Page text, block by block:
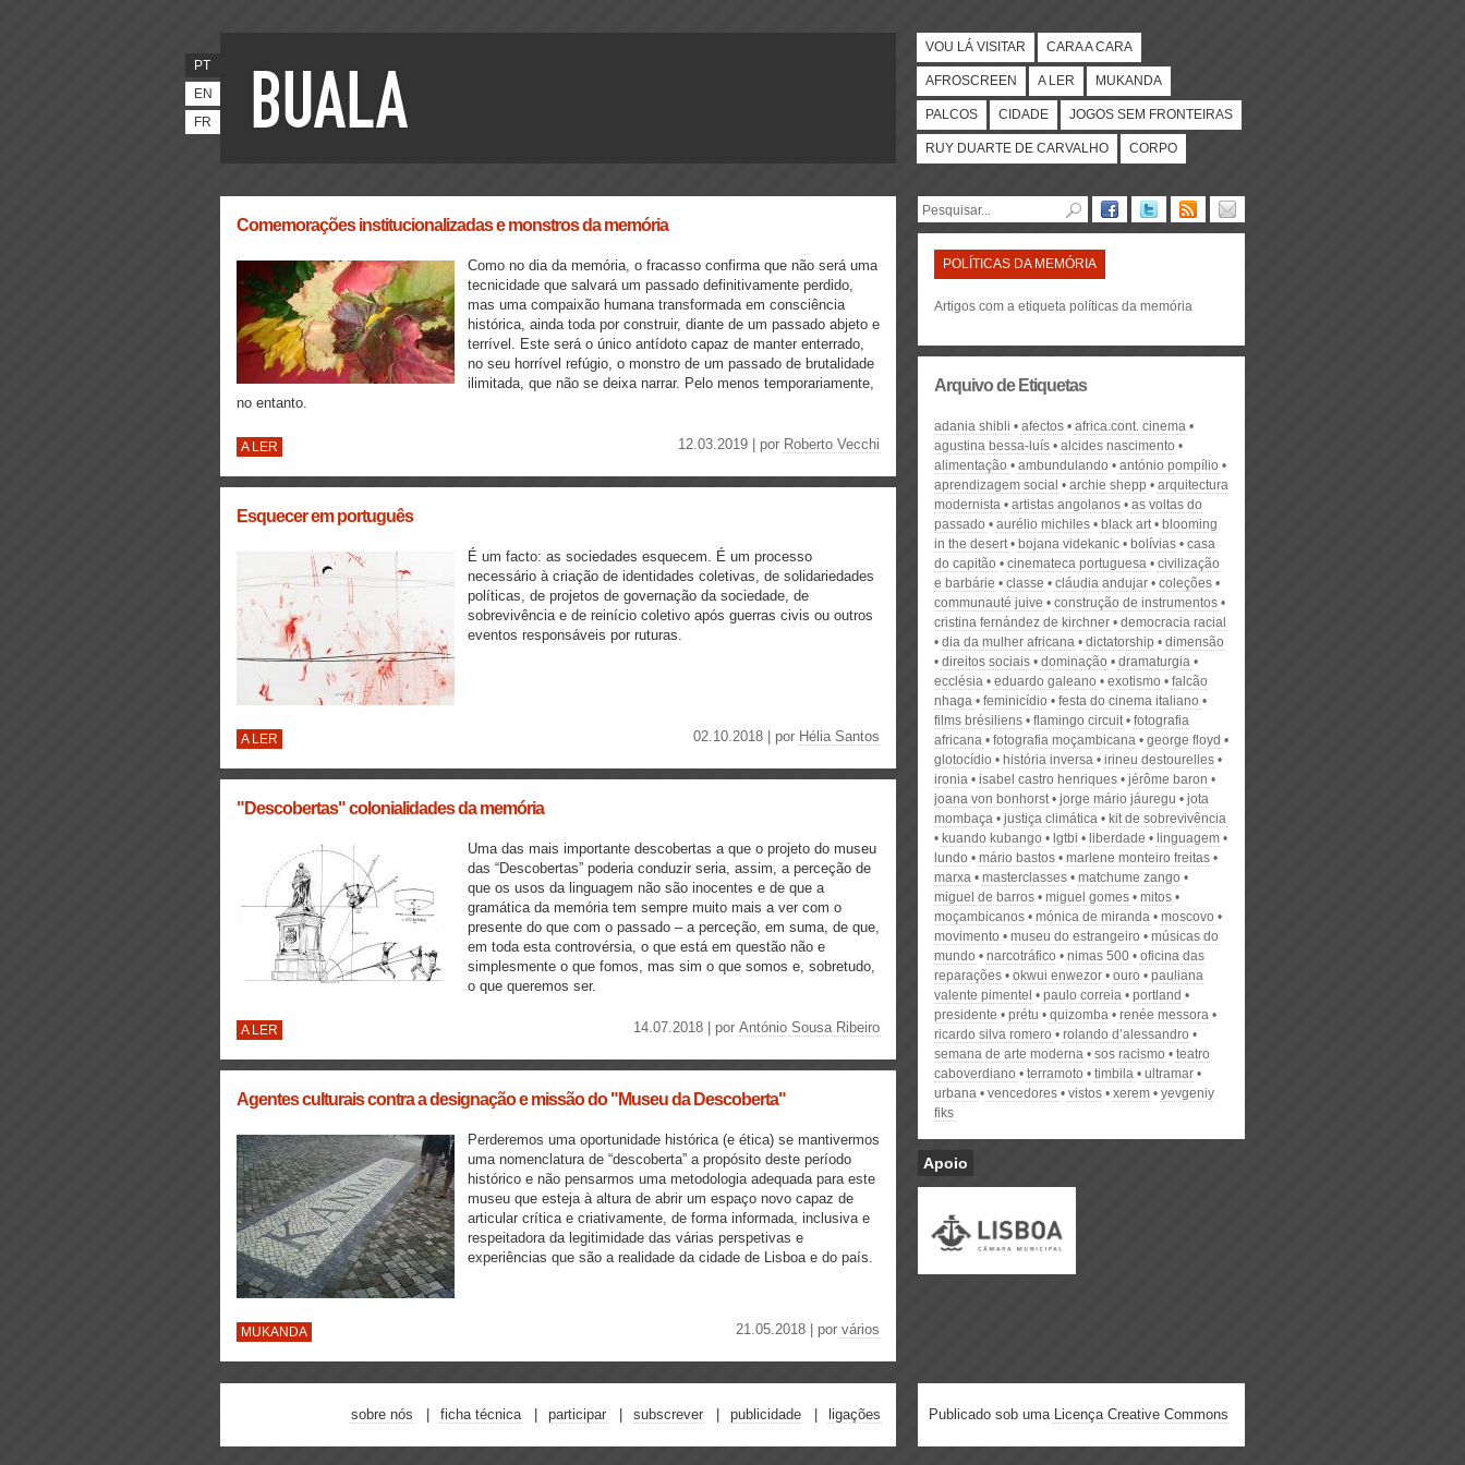
PT
EN
FR
VOU LÁ VISITAR CARA A CARA
AFROSCREEN A LER MUKANDA
PALCOS CIDADE JOGOS SEM FRONTEIRAS
RUY DUARTE DE CARVALHO CORPO
Comemorações institucionalizadas e monstros da memória
Como no dia da memória, o fracasso confirma que não será uma
tecnicidade que salvará um passado definitivamente perdido,
mas uma compaixão humana transformada em consciência
histórica, ainda toda por construir, diante de um passado abjeto e
terrível. Este será o único antídoto capaz de manter enterrado,
no seu horrível refúgio, o monstro de um passado de brutalidade
ilimitada, que não se deixa narrar. Pelo menos temporariamente,
no entanto.
A LER 12.03.2019 | por Roberto Vecchi
Esquecer em português
É um facto: as sociedades esquecem. É um processo
necessário à criação de identidades coletivas, de solidariedades
políticas, de projetos de governação da sociedade, de
sobrevivência e de reinício coletivo após guerras civis ou outros
eventos responsáveis por ruturas.
A LER 02.10.2018 | por Hélia Santos
"Descobertas" colonialidades da memória
Uma das mais importante descobertas a que o projeto do museu
das “Descobertas” poderia conduzir seria, assim, a perceção de
que os usos da linguagem não são inocentes e de que a
gramática da memória tem sempre muito mais a ver com o
presente do que com o passado – a perceção, em suma, de que,
em toda esta controvérsia, o que está em questão não e
simplesmente o que fomos, mas sim o que somos e, sobretudo,
o que queremos ser.
A LER 14.07.2018 | por António Sousa Ribeiro
Agentes culturais contra a designação e missão do "Museu da Descoberta"
Perderemos uma oportunidade histórica (e ética) se mantivermos
uma nomenclatura de “descoberta” a propósito deste período
histórico e não pensarmos uma metodologia adequada para este
museu que esteja à altura de abrir um espaço novo capaz de
articular crítica e criativamente, de forma informada, inclusiva e
respeitadora da legitimidade das várias perspetivas e
experiências que são a realidade da cidade de Lisboa e do país.
MUKANDA 21.05.2018 | por vários
POLÍTICAS DA MEMÓRIA
Artigos com a etiqueta políticas da memória
Arquivo de Etiquetas
adania shibli afectos
africa.cont. cinema
agustina bessa-luís
alcides nascimento
alimentação
ambundulando
antónio pompílio
aprendizagem social
archie shepp
arquitectura
modernista
artistas angolanos
as voltas do
passado
aurélio michiles black art
blooming
in the desert
bojana videkanic bolívias
casa
do capitão
cinemateca portuguesa
civilização
e barbárie
classe cláudia andujar
coleções
communauté juive
construção de instrumentos
cristina fernández de kirchner
democracia racial
dia da mulher africana
dictatorship
dimensão
direitos sociais
dominação
dramaturgia
ecclésia
eduardo galeano exotismo
falcão
nhaga
feminicídio
festa do cinema italiano
films brésiliens
flamingo circuit
fotografia
africana
fotografia moçambicana
george floyd
glotocídio
história inversa
irineu destourelles
ironia
isabel castro henriques
jérôme baron
joana von bonhorst
jorge mário jáuregu
jota
mombaça
justiça climática
kit de sobrevivência
kuando kubango
lgtbi liberdade
linguagem
lundo
mário bastos
marlene monteiro freitas
marxa
masterclasses
matchume zango
miguel de barros
miguel gomes
mitos
moçambicanos
mónica de miranda
moscovo
movimento
museu do estrangeiro
músicas do
mundo
narcotráfico nimas 500
oficina das
reparações
okwui enwezor ouro
pauliana
valente pimentel
paulo correia
portland
presidente
prétu quizomba
renée messora
ricardo silva romero
rolando d’alessandro
semana de arte moderna
sos racismo
teatro
caboverdiano
terramoto timbila
ultramar
urbana
vencedores vistos xerem
yevgeniy
fiks
Apoio
sobre nós ficha técnica participar subscrever publicidade ligações Publicado sob uma Licença Creative Commons